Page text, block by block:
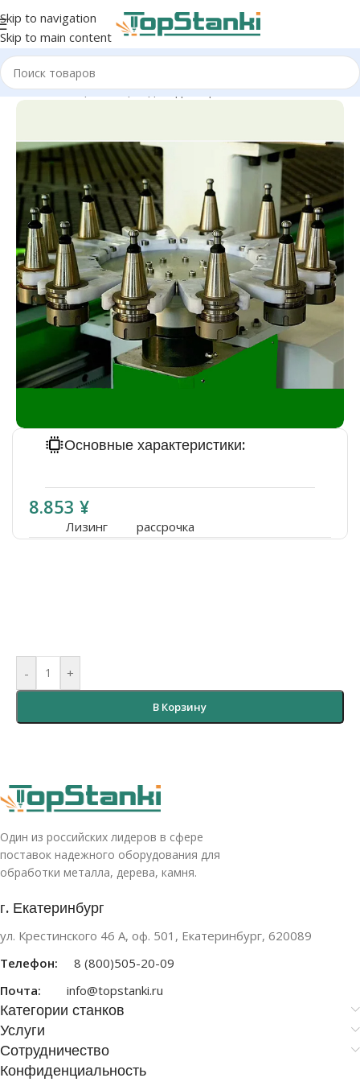
Skip to navigation
Skip to main content
Главная/Опции/Опции для фрезера ЧПУ
Магазин револьверного типа 12 шт
Основные характеристики:
8.853 ¥
Лизинг рассрочка
- +
В Корзину
Один из российских лидеров в сфере
поставок надежного оборудования для
обработки металла, дерева, камня.
г. Екатеринбург
ул. Крестинского 46 А, оф. 501, Екатеринбург, 620089
Телефон:
8 (800)505-20-09
Почта:
info@topstanki.ru
Категории станков
Услуги
Сотрудничество
Конфиденциальность